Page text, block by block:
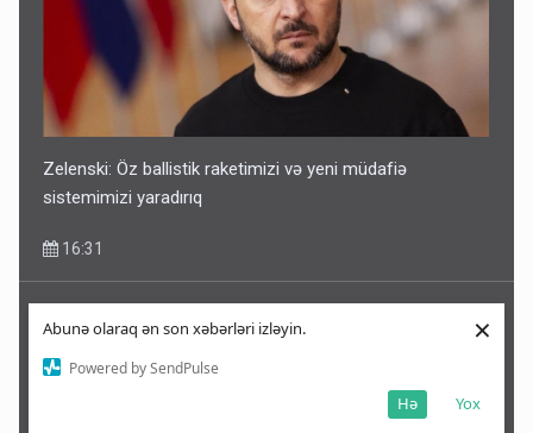
Abunə olaraq ən son xəbərləri izləyin.
Powered by SendPulse
Yox
Hə
×
Zelenski: Öz ballistik raketimizi və yeni müdafiə
sistemimizi yaradırıq
16:31